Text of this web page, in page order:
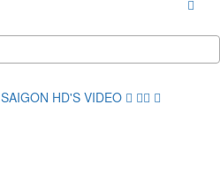
SAIGON HD'S VIDEO